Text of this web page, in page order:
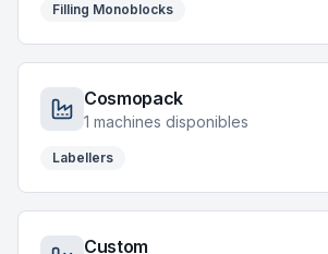
Filling Monoblocks
Cosmopack
1 machines disponibles
Labellers
Custom